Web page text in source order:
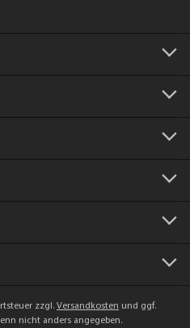
zzgl. Versandkosten und ggf.
nicht anders angegeben.